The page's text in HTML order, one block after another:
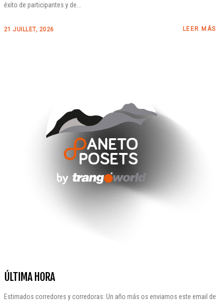
éxito de participantes y de...
21 JUILLET, 2026 LEER MÁS
ÚLTIMA HORA
Estimados corredores y corredoras: Un año más os enviamos este email de